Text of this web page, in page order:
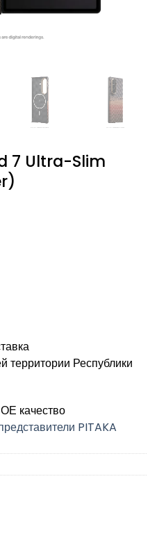
7 Ultra-Slim
территории Республики
качество
PITAKA